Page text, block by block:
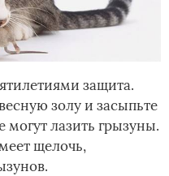
защита.
золу и засыпьте
лазить грызуны.
щелочь,